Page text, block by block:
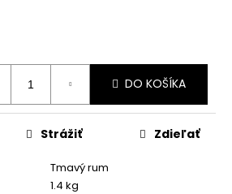
DO KOŠÍKA
Tmavý rum
1.4 kg
Strážiť Zdieľať